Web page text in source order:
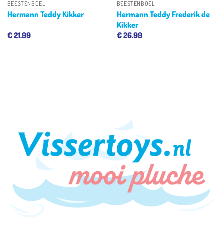
BEESTENBOEL
Hermann Teddy Kikker
€21.99
BEESTENBOEL
Hermann Teddy Frederik de
Kikker
€26.99